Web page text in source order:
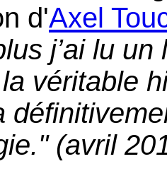
d'Axel
j’ai lu
véritable
(avril